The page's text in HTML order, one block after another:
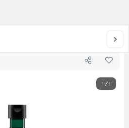
خانه ژل شوینده درخت چای
1/1